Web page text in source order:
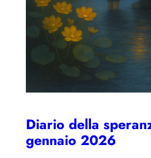
Diario della
gennaio 2026